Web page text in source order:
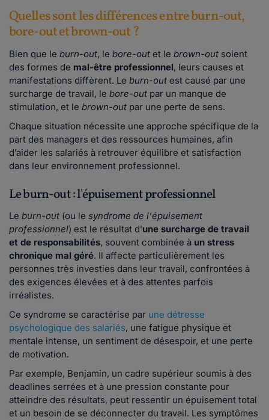
Quelles sont les différences entre burn-out,
bore-out et brown-out ?
Bien que le burn-out, le bore-out et le brown-out soient
des formes de mal-être professionnel, leurs causes et
manifestations diffèrent. Le burn-out est causé par une
surcharge de travail, le bore-out par un manque de
stimulation, et le brown-out par une perte de sens.
Chaque situation nécessite une approche spécifique de la
part des managers et des ressources humaines, afin
d’aider les salariés à retrouver équilibre et satisfaction
dans leur environnement professionnel.
Le burn-out : l'épuisement professionnel
Le burn-out (ou le syndrome de l'épuisement
professionnel) est le résultat d’une surcharge de travail
et de responsabilités, souvent combinée à un stress
chronique mal géré. Il affecte particulièrement les
personnes très investies dans leur travail, confrontées à
des exigences élevées et à des attentes parfois
irréalistes.
Ce syndrome se caractérise par une détresse
psychologique des salariés, une fatigue physique et
mentale intense, un sentiment de désespoir, et une perte
de motivation.
Par exemple, Benjamin, un cadre supérieur soumis à des
deadlines serrées et à une pression constante pour
atteindre des résultats, peut ressentir un épuisement total
et un besoin de se déconnecter du travail. Les symptômes